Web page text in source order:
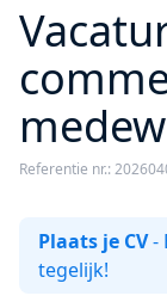
Referentie nr.:
Plaats je CV-
tegelijk!